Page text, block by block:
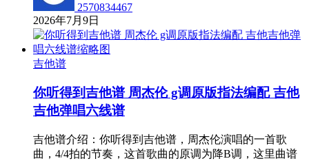
2570834467
2026年7月9日
吉他谱
你听得到吉他谱 周杰伦 g调原版指法编配 吉他
吉他弹唱六线谱
吉他谱介绍：你听得到吉他谱，周杰伦演唱的一首歌
曲，4/4拍的节奏，这首歌曲的原调为降B调，这里曲谱